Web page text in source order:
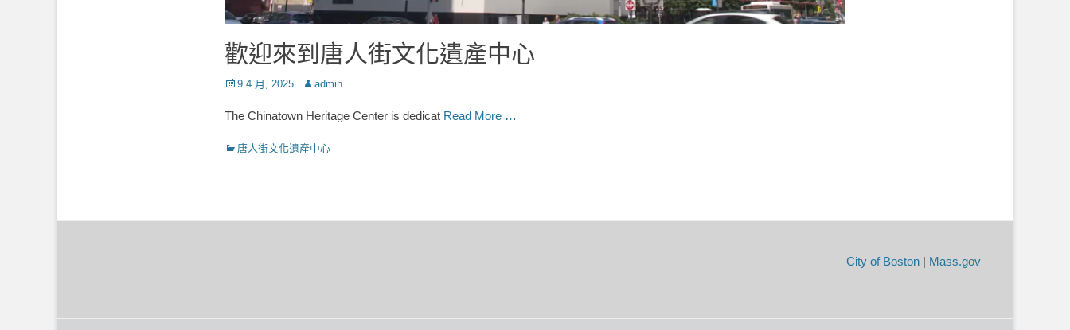
歡迎來到唐人街文化遺產中心
Posted9 4 月, 2025 Author
admin
The Chinatown Heritage Center is dedicat Read More …
Categories
唐人街文化遺產中心
City of Boston | Mass.gov